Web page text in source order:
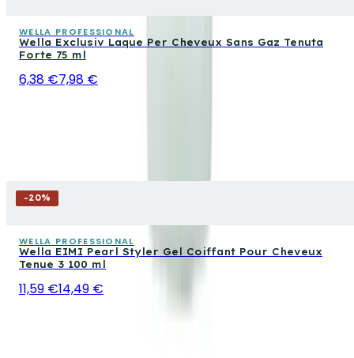
WELLA PROFESSIONAL
Wella Exclusiv Laque Per Cheveux Sans Gaz Tenuta
Forte 75 ml
6,38 €7,98 €
-20%
WELLA PROFESSIONAL
Wella EIMI Pearl Styler Gel Coiffant Pour Cheveux
Tenue 3 100 ml
11,59 €14,49 €